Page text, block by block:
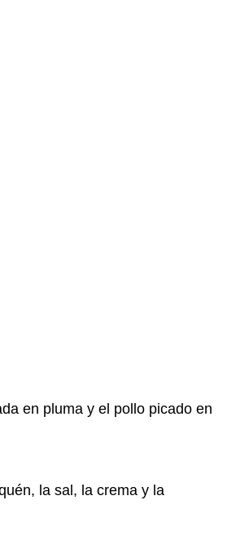
en pluma y el pollo picado en
la sal, la crema y la